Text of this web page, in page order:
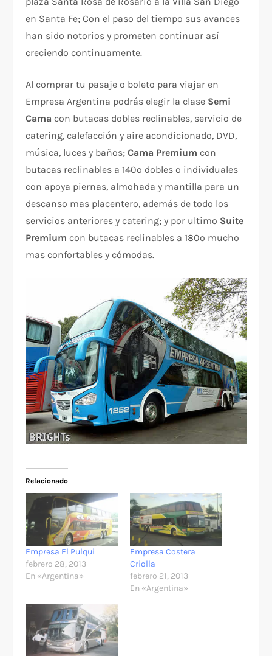
en Santa Fe; Con el paso del tiempo sus avances
han sido notorios y prometen continuar así
creciendo continuamente.
Al comprar tu pasaje o boleto para viajar en
Empresa Argentina podrás elegir la clase Semi
Camacon butacas dobles reclinables, servicio de
catering, calefacción y aire acondicionado, DVD,
música, luces y baños;Cama Premiumcon
butacas reclinables a 140º dobles o individuales
con apoya piernas, almohada y mantilla para un
descanso mas placentero, además de todo los
servicios anteriores y catering; y por ultimo Suite
Premium con butacas reclinables a 180º mucho
mas confortables y cómodas.
Relacionado
Empresa El Pulqui
febrero 28, 2013
En «Argentina»
Empresa Costera
Criolla
febrero 21, 2013
En «Argentina»